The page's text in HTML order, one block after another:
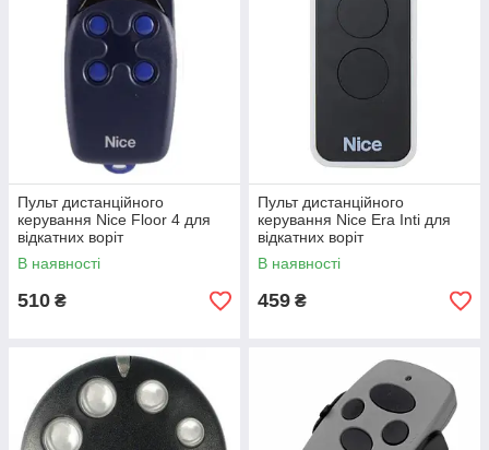
Пульт дистанційного
керування Nice Floor 4 для
відкатних воріт
В наявності
510 ₴
Пульт дистанційного
керування Nice Era Inti для
відкатних воріт
В наявності
459 ₴